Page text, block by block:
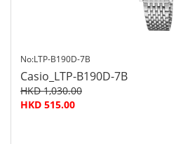
No:LTP-B190D-7B
Casio_LTP-B190D-7B
HKD 1,030.00
HKD 515.00